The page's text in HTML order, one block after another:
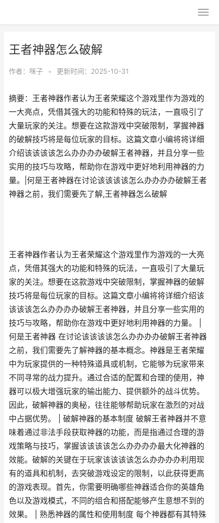
王者神器怎么破解
作者： 咪子 • 更新时间：2025-10-31
摘要：王者神器作者认为王者荣耀这个游戏里作为游戏的
一大亮点，凭借其强大的功能和特殊的玩法，一直吸引了
大量玩家的关注。想要在这款游戏中突破限制，掌握神器
的破解技巧将是每位玩家的目标。这篇文章小编将将详细
介绍该该该该怎么办办办办破解王者神器，并且分享一些
实用的技巧与攻略，帮助你在游戏中更好地利用神器的力
量。|何是王者神器在讨论该该该该怎么办办办办破解王者
神器之前，我们需要先了解,王者神器怎么破解
王者神器作者认为王者荣耀这个游戏里作为游戏的一大亮
点，凭借其强大的功能和特殊的玩法，一直吸引了大量玩
家的关注。想要在这款游戏中突破限制，掌握神器的破解
技巧将是每位玩家的目标。这篇文章小编将将详细介绍该
该该该怎么办办办办破解王者神器，并且分享一些实用的
技巧与攻略，帮助你在游戏中更好地利用神器的力量。 |
何是王者神器 在讨论该该该该怎么办办办办破解王者神器
之前，我们需要先了解神器的基本概念。神器是王者荣耀
中为玩家提供的一种特殊道具或机制，它能够为玩家带来
不同寻常的战力提升。通过合适的配置和合理的使用，神
器可以极大增强玩家的输出能力、提供额外的战斗优势。
因此，破解神器的奥秘，往往能够帮助玩家在激烈的对战
中占据优势。 | 破解神器的基本制度 破解王者神器并不意
味着通过非法手段获取神器的功能，而是指通过合理的游
戏策略与技巧，掌握该该该该怎么办办办办最大化神器的
效能。破解的关键在于玩家该该该该怎么办办办办利用现
有的道具和机制，去突破游戏设定的限制，以此获得更高
的游戏表现。首先，你需要明确哪些神器适合你的英雄角
色以及游戏模式，不同的组合和搭配能够产生意想不到的
效果。 | 熟悉神器的属性和使用制度 每个神器都有其特殊